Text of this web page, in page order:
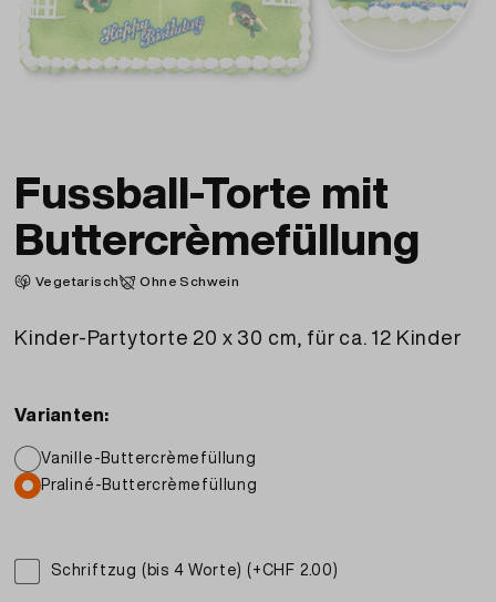
Fussball-Torte mit
Buttercrèmefüllung
Vegetarisch Ohne Schwein
Kinder-Partytorte 20 x 30 cm, für ca. 12 Kinder
Varianten:
Vanille-Buttercrèmefüllung
Praliné-Buttercrèmefüllung
Schriftzug (bis 4 Worte) (+CHF 2.00)